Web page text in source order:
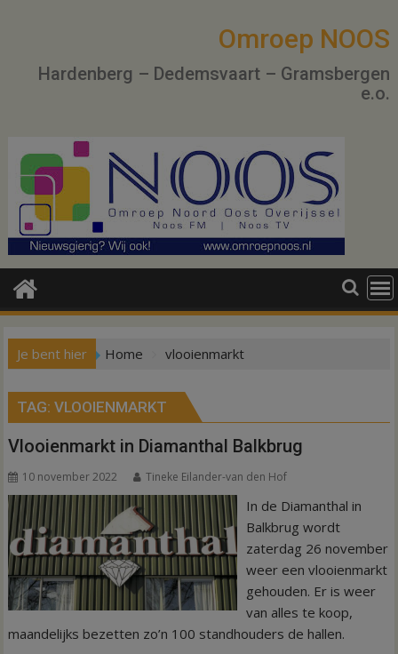
Omroep NOOS
Hardenberg – Dedemsvaart – Gramsbergen
e.o.
Je bent hier Home vlooienmarkt
TAG:VLOOIENMARKT
Vlooienmarkt in Diamanthal Balkbrug
10 november 2022 Tineke Eilander-van den Hof
In de Diamanthal in
Balkbrug wordt
zaterdag 26 november
weer een vlooienmarkt
gehouden. Er is weer
van alles te koop,
maandelijks bezetten zo’n 100 standhouders de hallen.